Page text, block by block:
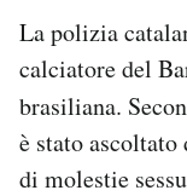
SHOP
CALENDARIO
AREA
La polizia
calciatore del
brasiliana.
è stato
di molestie